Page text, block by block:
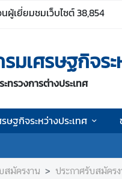
ผู้เยี่ยมชมเว็บไซต์38,854
มเศรษฐกิจระ
ะทรวงการต่างประเทศ
ษฐกิจระหว่างประเทศ
สมัครงาน ประกาศรับสมัคร